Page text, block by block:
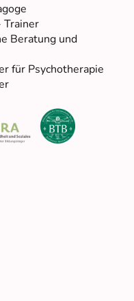
Beratung und
für Psychotherapie